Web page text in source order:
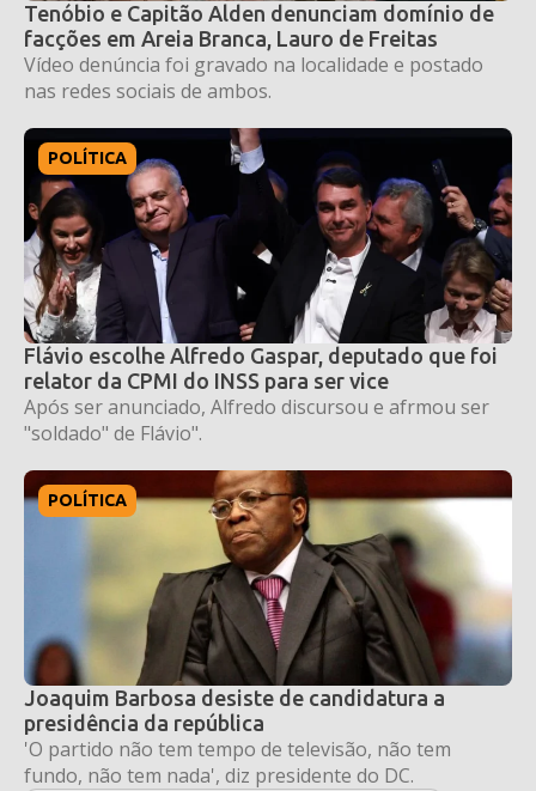
Tenóbio e Capitão Alden denunciam domínio de
facções em Areia Branca, Lauro de Freitas
Vídeo denúncia foi gravado na localidade e postado
nas redes sociais de ambos.
POLÍTICA
Flávio escolhe Alfredo Gaspar, deputado que foi
relator da CPMI do INSS para ser vice
Após ser anunciado, Alfredo discursou e afrmou ser
"soldado" de Flávio".
POLÍTICA
Joaquim Barbosa desiste de candidatura a
presidência da república
'O partido não tem tempo de televisão, não tem
fundo, não tem nada', diz presidente do DC.